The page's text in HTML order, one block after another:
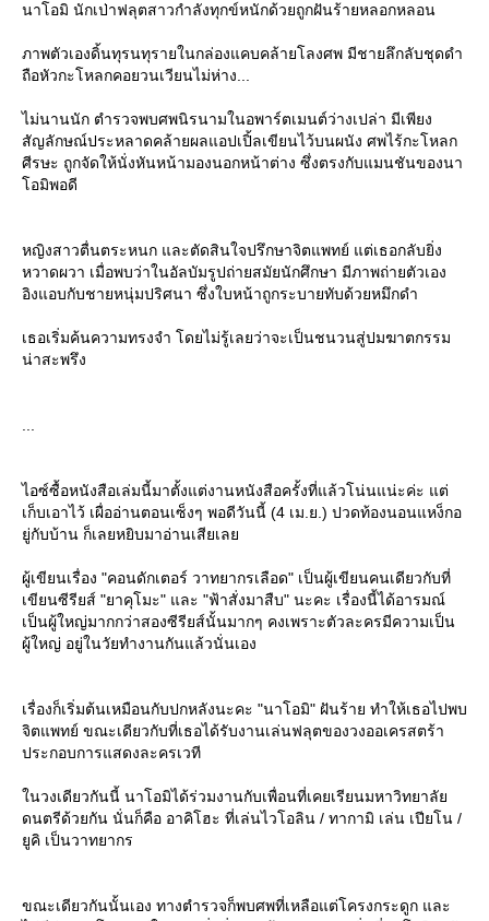
นาโอมิ นักเป่าฟลุตสาวกำลังทุกข์หนักด้วยถูกฝันร้ายหลอกหลอน
ภาพตัวเองดิ้นทุรนทุรายในกล่องแคบคล้ายโลงศพ มีชายลึกลับชุดดำ
ถือหัวกะโหลกคอยวนเวียนไม่ห่าง...
ไม่นานนัก ตำรวจพบศพนิรนามในอพาร์ตเมนต์ว่างเปล่า มีเพียง
สัญลักษณ์ประหลาดคล้ายผลแอปเปิ้ลเขียนไว้บนผนัง ศพไร้กะโหลก
ศีรษะ ถูกจัดให้นั่งหันหน้ามองนอกหน้าต่าง ซึ่งตรงกับแมนชันของนา
อมิพอดี
หญิงสาวตื่นตระหนก และตัดสินใจปรึกษาจิตแพทย์ แต่เธอกลับยิ่ง
หวาดผวา เมื่อพบว่าในอัลบัมรูปถ่ายสมัยนักศึกษา มีภาพถ่ายตัวเอง
อิงแอบกับชายหนุ่มปริศนา ซึ่งใบหน้าถูกระบายทับด้วยหมึกดำ
เธอเริ่มค้นความทรงจำ โดยไม่รู้เลยว่าจะเป็นชนวนสู่ปมฆาตกรรม
น่าสะพรึง
ไอซ์ซื้อหนังสือเล่มนี้มาตั้งแต่งานหนังสือครั้งที่แล้วโน่นแน่ะค่ะ แต่
เก็บเอาไว้ เผื่ออ่านตอนเซ็งๆ พอดีวันนี้ (4 เม.ย.) ปวดท้องนอนแหง็กอ
ู่กับบ้าน ก็เลยหยิบมาอ่านเสียเล
ผู้เขียนเรื่อง "คอนดักเตอร์ วาทยากรเลือด" เป็นผู้เขียนคนเดียวกับที่
เขียนซีรียส์ "ยาคุโมะ" และ "ฟ้าสั่งมาสืบ" นะคะ เรื่องนี้ได้อารมณ์
เป็นผู้ใหญ่มากกว่าสองซีรียส์นั้นมากๆ คงเพราะตัวละครมีความเป็น
ผู้ใหญ่ อยู่ในวัยทำงานกันแล้วนั่นเอง
เรื่องก็เริ่มต้นเหมือนกับปกหลังนะคะ "นาโอมิ" ฝันร้าย ทำให้เธอไปพบ
จิตแพทย์ ขณะเดียวกับที่เธอได้รับงานเล่นฟลุตของวงออเครสตร้า
ประกอบการแสดงละครเวที
นวงเดียวกันนี้ นาโอมิได้ร่วมงานกับเพื่อนที่เคยเรียนมหาวิทยาลั
ดนตรีด้วยกัน นั่นก็คือ อาคิโฮะ ที่เล่นไวโอลิน / ทากามิ เล่น เปียโน /
ูคิ เป็นวาทยากร
ขณะเดียวกันนั้นเอง ทางตำรวจก็พบศพที่เหลือแต่โครงกระดูก และ